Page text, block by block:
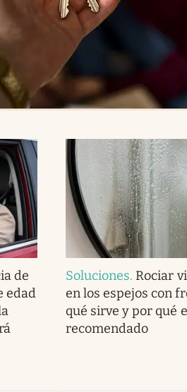
de
edad
Soluciones. Rociar
en los espejos con
qué sirve y por qué
recomendado